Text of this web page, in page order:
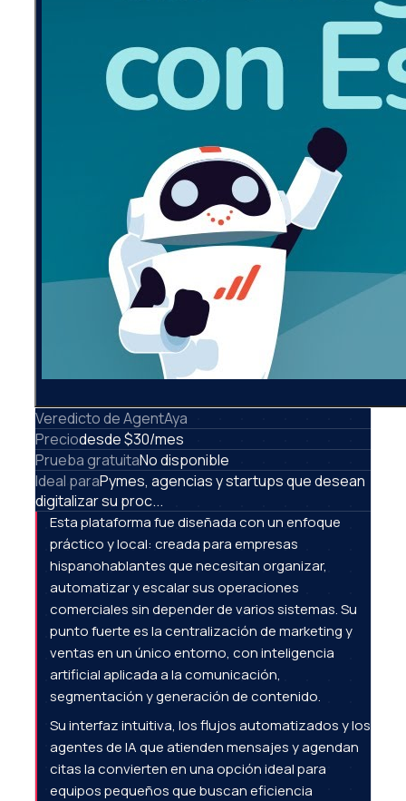
Veredicto de AgentAya
Preciodesde $30/mes
Prueba gratuitaNo disponible
Ideal paraPymes, agencias y startups que desean
digitalizar su proc...
Esta plataforma fue diseñada con un enfoque
práctico y local: creada para empresas
hispanohablantes que necesitan organizar,
automatizar y escalar sus operaciones
comerciales sin depender de varios sistemas. Su
punto fuerte es la centralización de marketing y
ventas en un único entorno, con inteligencia
artificial aplicada a la comunicación,
segmentación y generación de contenido.
Su interfaz intuitiva, los flujos automatizados y los
agentes de IA que atienden mensajes y agendan
citas la convierten en una opción ideal para
equipos pequeños que buscan eficiencia